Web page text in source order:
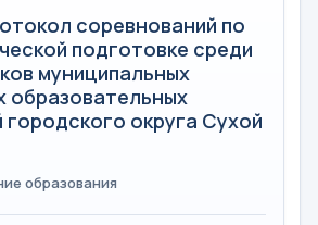
соревнований по
подготовке среди
муниципальных
образовательных
округа Сухой
образования